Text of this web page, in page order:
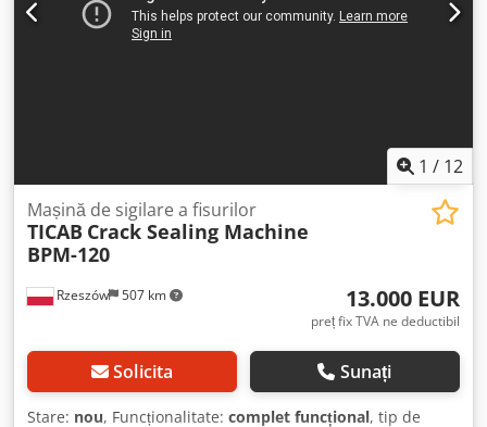
1 / 12
Rzeszów 507 km
Mașină de sigilare a fisurilor
TICAB Crack Sealing Machine
BPM-120
13.000 EUR
preț fix TVA ne deductibil
Solicita Sunați
Stare: nou, Funcționalitate: complet funcțional, tip de